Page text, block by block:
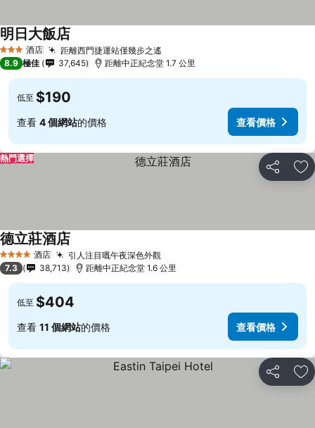
3 星級 酒店 距離西門捷運站僅幾步之遙
明日大飯店
8.9 極佳 37,645 距離中正紀念堂 1.7 公里
低至 $190
查看 4 個網站的價格 查看價格
分享 放
熱門選擇
4 星級 酒店 引人注目嘅午夜深色外觀
德立莊酒店
7.3 38,713 距離中正紀念堂 1.6 公里
低至 $404
查看 11 個網站的價格 查看價格
分享 放